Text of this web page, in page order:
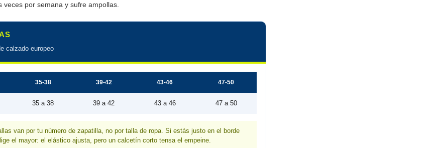
veces por semana y sufre ampollas.
calzado europeo
35-38 39-42 43-46 47-50
35 a 38 39 a 42 43 a 46 47 a 50
van por tu número de zapatilla, no por talla de ropa. Si estás justo en el borde
el mayor: el elástico ajusta, pero un calcetín corto tensa el empeine.